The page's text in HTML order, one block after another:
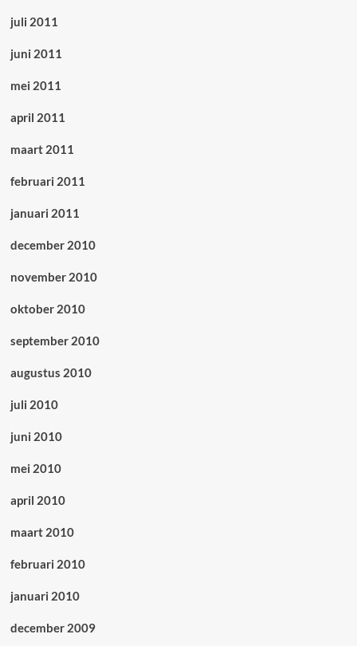
juli 2011
juni 2011
mei 2011
april 2011
maart 2011
februari 2011
januari 2011
december 2010
november 2010
oktober 2010
september 2010
augustus 2010
juli 2010
juni 2010
mei 2010
april 2010
maart 2010
februari 2010
januari 2010
december 2009